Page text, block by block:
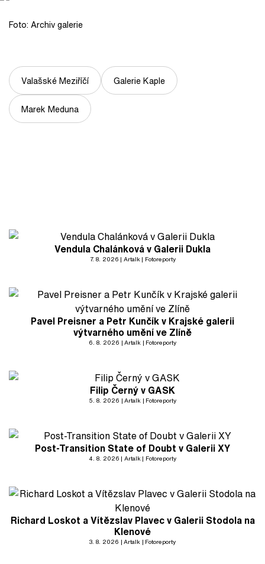
Foto: Archiv galerie
Valašské Meziříčí Galerie Kaple
Marek Meduna
Vendula Chalánková v Galerii Dukla
7. 8. 2026 Artalk Fotoreporty
Pavel Preisner a Petr Kunčík v Krajské galerii
výtvarného umění ve Zlíně
6. 8. 2026 Artalk Fotoreporty
Filip Černý v GASK
5. 8. 2026 Artalk Fotoreporty
Post-Transition State of Doubt v Galerii XY
4. 8. 2026 Artalk Fotoreporty
Richard Loskot a Vítězslav Plavec v Galerii Stodola na
Klenové
3. 8. 2026 Artalk Fotoreporty